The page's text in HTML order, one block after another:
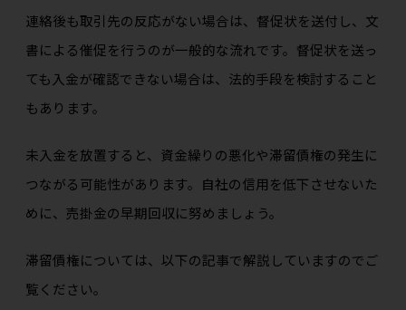
連絡後も取引先の反応がない場合は、督促状を送付し、文
書による催促を行うのが一般的な流れです。督促状を送っ
ても入金が確認できない場合は、法的手段を検討すること
もあります。
未入金を放置すると、資金繰りの悪化や滞留債権の発生に
つながる可能性があります。自社の信用を低下させないた
めに、売掛金の早期回収に努めましょう。
滞留債権については、以下の記事で解説していますのでご
覧ください。